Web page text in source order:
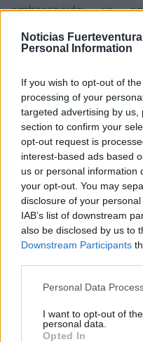
Noticias
Personal Information
If you wish to opt-out of
processing of your
targeted advertising by
section to confirm your
opt-out request is
interest-based ads based
us or personal information
your opt-out. You may
disclosure of your
IAB’s list of downstream
also be disclosed by us to
Downstream Participants
Personal Data
I want to opt-out of
personal data.
Opted In
embarcación se
circunstancias que
tráfico internacional
posible procedencia
Las extrañas
que se especule con
canarias como base al
Comentarios (1)
LO MÁS LEÍDO